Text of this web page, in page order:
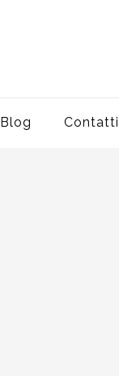
Blog Contatti